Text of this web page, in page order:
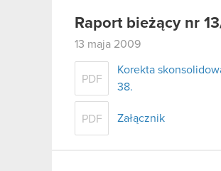
Raport bieżący nr
13 maja 2009
PDF
Korekta
38.
PDF Załącznik